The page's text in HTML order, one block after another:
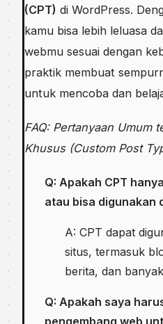
(CPT) di WordPress.
kamu bisa lebih leluasa
webmu sesuai dengan
praktik membuat
untuk mencoba dan
FAQ: Pertanyaan Umum
Khusus (Custom Post
Q: Apakah CPT
atau bisa digunakan
A: CPT dapat
situs, termasuk
berita, dan
Q: Apakah saya
pengembang web